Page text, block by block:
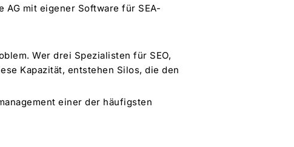
AG mit eigener Software für SEA-
Wer drei Spezialisten für SEO,
Kapazität, entstehen Silos, die den
einer der häufigsten